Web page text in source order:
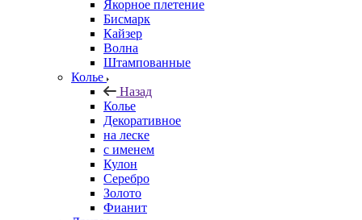
Якорное плетение
Бисмарк
Кайзер
Волна
Штампованные
Колье
Назад
Колье
Декоративное
на леске
с именем
Кулон
Серебро
Золото
Фианит